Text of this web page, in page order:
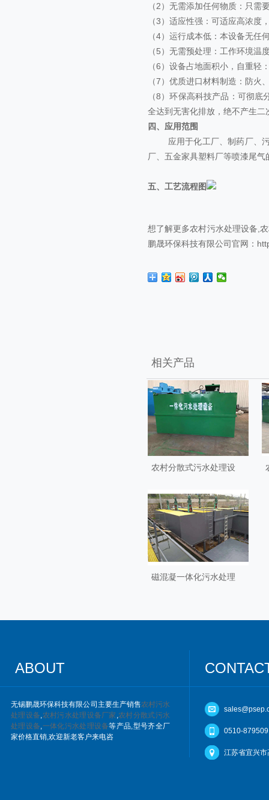
（2）无需添加任何物质：只需
（3）适应性强：可适应高浓度
（4）运行成本低：本设备无任
（5）无需预处理：工作环境
（6）设备占地面积小，自重
（7）优质进口材料制造：防火
（8）环保高科技产品：可彻
全达到无害化排放，绝不产生二
四、应用范围
应用于化工厂、制药厂、污
厂、五金家具塑料厂等喷漆尾气
五、工艺流程图
想了解更多农村污水处理设备
鹏晟环保科技有限公司官网：
相关产品
农村分散式污水处理设
磁混凝一体化污水处理
ABOUT
无锡鹏晟环保科技有限公司主要生产销售农村污水
处理设备,农村污水处理设备厂家 ,农村分散式污水
处理设备,一体化污水处理设备等产品,型号齐全厂
家价格直销,欢迎新老客户来电咨
0510-
江苏省宜兴